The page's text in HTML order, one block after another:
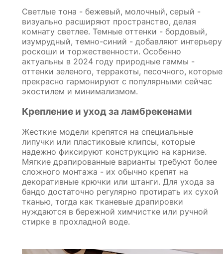
Светлые тона - бежевый, молочный, серый -
визуально расширяют пространство, делая
комнату светлее. Темные оттенки - бордовый,
изумрудный, темно-синий - добавляют интерьеру
роскоши и торжественности. Особенно
актуальны в 2024 году природные гаммы -
оттенки зеленого, терракоты, песочного, которые
прекрасно гармонируют с популярными сейчас
экостилем и минимализмом.
Крепление и уход за ламбрекенами
Жесткие модели крепятся на специальные
липучки или пластиковые клипсы, которые
надежно фиксируют конструкцию на карнизе.
Мягкие драпированные варианты требуют более
сложного монтажа - их обычно крепят на
декоративные крючки или штанги. Для ухода за
бандо достаточно регулярно протирать их сухой
тканью, тогда как тканевые драпировки
нуждаются в бережной химчистке или ручной
стирке в прохладной воде.